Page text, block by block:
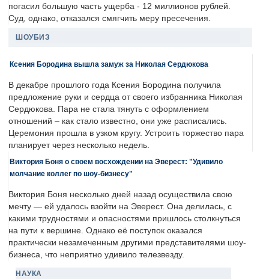
погасил большую часть ущерба - 12 миллионов рублей.
Суд, однако, отказался смягчить меру пресечения.
ШОУБИЗ
Ксения Бородина вышла замуж за Николая Сердюкова
В декабре прошлого года Ксения Бородина получила
предложение руки и сердца от своего избранника Николая
Сердюкова. Пара не стала тянуть с оформлением
отношений – как стало известно, они уже расписались.
Церемония прошла в узком кругу. Устроить торжество пара
планирует через несколько недель.
Виктория Боня о своем восхождении на Эверест: "Удивило
молчание коллег по шоу-бизнесу"
Виктория Боня несколько дней назад осуществила свою
мечту — ей удалось взойти на Эверест. Она делилась, с
какими трудностями и опасностями пришлось столкнуться
на пути к вершине. Однако её поступок оказался
практически незамеченным другими представителями шоу-
бизнеса, что неприятно удивило телезвезду.
НАУКА